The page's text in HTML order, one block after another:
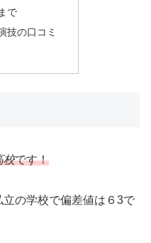
で
技の口コミ
校です！
の学校で偏差値は６3で